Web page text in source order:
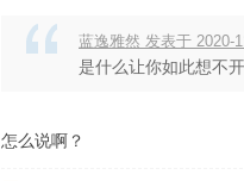
蓝逸雅然 发表于 2020-
是什么让你如此想不
怎么说啊？